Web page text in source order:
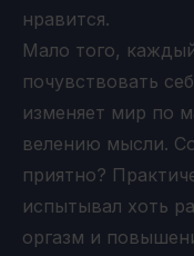
нравится.
Мало того,
почувствовать
изменяет мир по
велению мысли.
приятно?
испытывал хоть
оргазм и